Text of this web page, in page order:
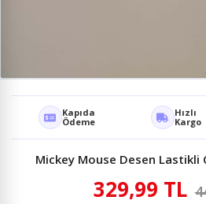
Kapıda
Ödeme
Hızlı
Kargo
Mickey Mouse Desen Lastikli
329,99 TL